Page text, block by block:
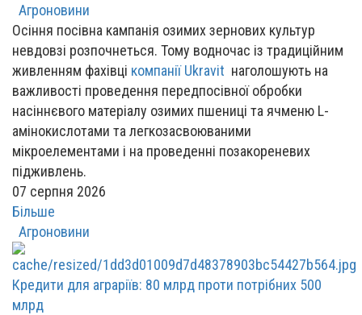
Агроновини
Осіння посівна кампанія озимих зернових культур
невдовзі розпочнеться. Тому водночас із традиційним
живленням фахівці компанії Ukravit наголошують на
важливості проведення передпосівної обробки
насіннєвого матеріалу озимих пшениці та ячменю L-
амінокислотами та легкозасвоюваними
мікроелементами і на проведенні позакореневих
підживлень.
07 серпня 2026
Більше
Агроновини
Кредити для аграріїв: 80 млрд проти потрібних 500
млрд